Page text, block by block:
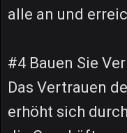
alle an und
#4 Bauen Sie
Das Vertrauen
erhöht sich